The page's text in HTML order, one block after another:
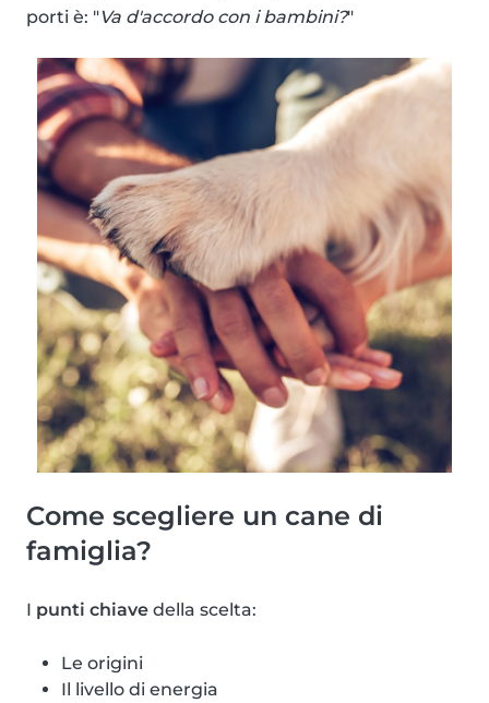
porti è: "Va d'accordo con i bambini?"
Come scegliere un cane di
famiglia?
I punti chiave della scelta:
Le origini
Il livello di energia